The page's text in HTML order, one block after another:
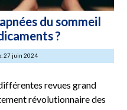
du sommeil
?
27 juin 2024
revues grand
révolutionnaire des